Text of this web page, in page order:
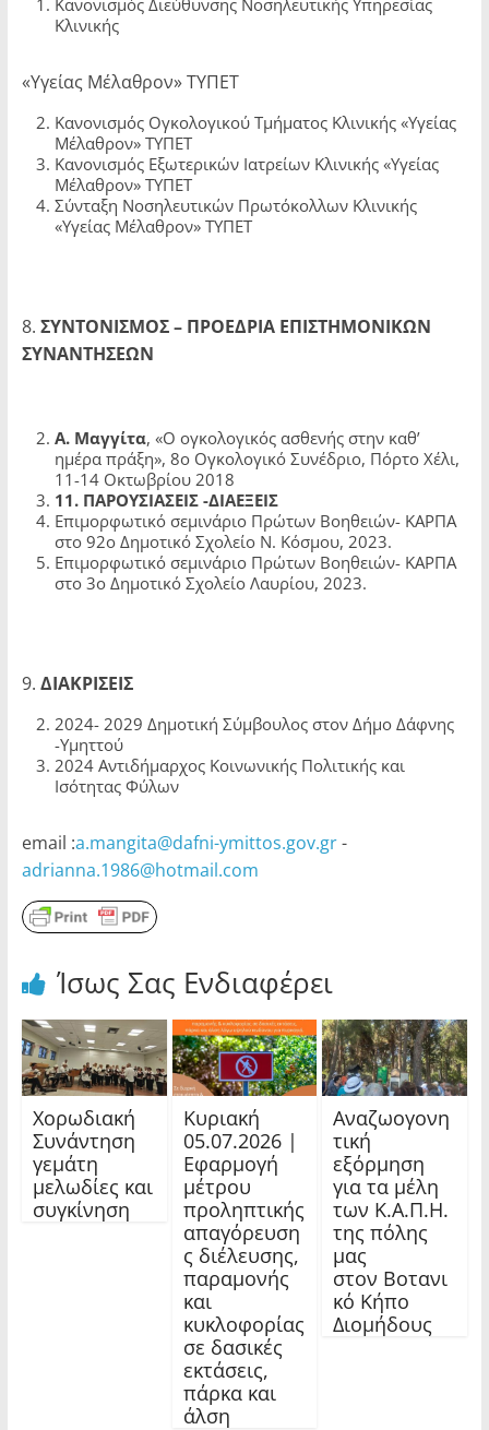
Κανονισμός Διεύθυνσης Νοσηλευτικής Υπηρεσίας
Κλινικής
«Υγείας Μέλα­θρον» ΤΥΠΕΤ
Κανονισμός Ογκολογικού Τμήματος Κλινικής «Υγείας
Μέλαθρον» ΤΥΠΕΤ
Κανονισμός Εξωτερικών Ιατρείων Κλινικής «Υγείας
Μέλαθρον» ΤΥΠΕΤ
Σύνταξη Νοσηλευτικών Πρωτόκολλων Κλινικής
«Υγείας Μέλαθρον» ΤΥΠΕΤ
8. ΣΥΝΤΟΝΙΣΜΟΣ – ΠΡΟΕΔΡΙΑ ΕΠΙΣΤΗΜΟΝΙΚΩΝ
ΣΥΝΑΝΤΗΣΕΩΝ
Α. Μαγγίτα, «Ο ογκολογικός ασθενής στην καθ’
ημέρα πράξη», 8ο Ογκολο­γικό Συνέδριο, Πόρτο Χέλι,
11-14 Οκτωβρίου 2018
11. ΠΑΡΟΥΣΙΑΣΕΙΣ -ΔΙΑΕΞΕΙΣ
Επιμορφωτικό σεμινάριο Πρώτων Βοηθειών- ΚΑΡΠΑ
στο 92ο Δημοτικό Σχολείο Ν. Κόσμου, 2023.
Επιμορφωτικό σεμινάριο Πρώτων Βοηθειών- ΚΑΡΠΑ
στο 3ο Δημοτικό Σχολείο Λαυρίου, 2023.
9. ΔΙΑΚΡΙΣΕΙΣ
2024- 2029 Δημοτική Σύμβουλος στον Δήμο Δάφνης
-Υμηττού
2024 Αντιδήμαρχος Κοινωνικής Πολιτικής και
Ισότητας Φύλων
email :a.mangita@dafni-ymittos.gov.gr-
adrianna.1986@hotmail.com
Ίσως Σας Ενδιαφέρει
Χορωδιακή
Συνάντηση
γεμάτη
μελωδίες και
συγκίνηση
Κυριακή
05.07.2026 |
Εφαρμογή
μέτρου
προληπτικής
απαγόρευση
ς διέλευσης,
παραμονής
και
κυκλοφορίας
σε δασικές
εκτάσεις,
πάρκα και
άλση
Αναζωογονη
τική
εξόρμηση
για τα μέλη
των Κ.Α.Π.Η.
της πόλης
μας
στον Βοτανι
κό Κήπο
Διομήδους